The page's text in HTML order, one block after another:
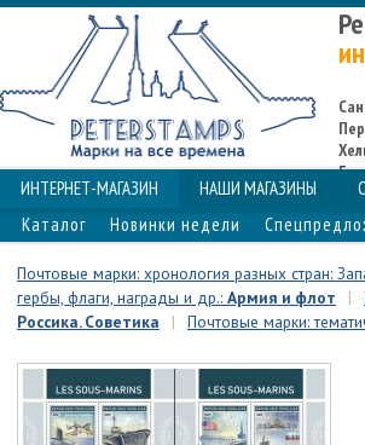
ИНТЕРНЕТ-МАГАЗИН НАШИ МАГАЗИНЫ
Каталог
Новинки недели
Почтовые марки: хронология разных стран:
гербы, флаги, награды и др.: Армия и флот |
Россика. Советика
| Почтовые марки: